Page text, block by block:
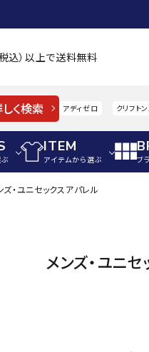
込）以上で送料無料
く検索 アディゼロ クリフト
ーズアクセサリー
ンズウェア
ジュニア
ITEM
アイテムから選ぶ
ジャケット・アウター
ブ
ズ・ユニセックスアパレル
メンズ・ユニ